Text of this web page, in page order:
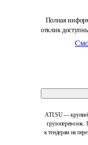
Полная
отклик
ATI.SU —
грузоперевозок.
к тендерам на